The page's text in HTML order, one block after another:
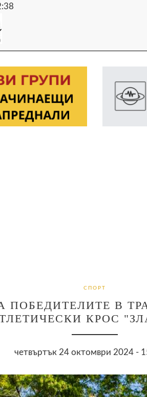
СПОРТ
ПОБЕДИТЕЛИТЕ В
КРОС
четвъртък 24 октомври 2024 -